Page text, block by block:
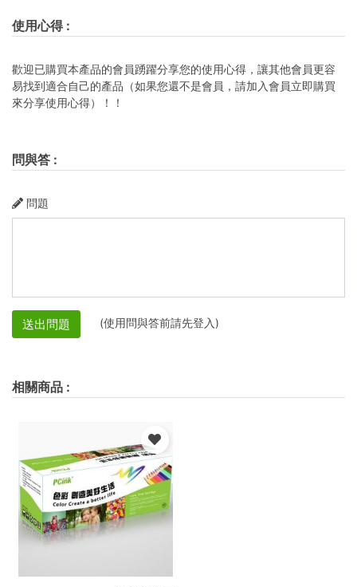
使用心得:
歡迎已購買本產品的會員踴躍分享您的使用心得，讓其他會員更容
易找到適合自己的產品（如果您還不是會員，請加入會員立即購買
來分享使用心得）！！
問與答 :
問題
送出問題 (使用問與答前請先登入)
相關商品 :